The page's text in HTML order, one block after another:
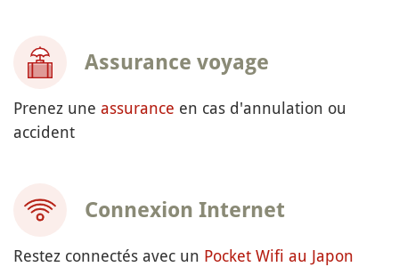
Assurance voyage
Prenez une assurance en cas d'annulation ou
accident
Connexion Internet
Restez connectés avec un Pocket Wifi au Japon